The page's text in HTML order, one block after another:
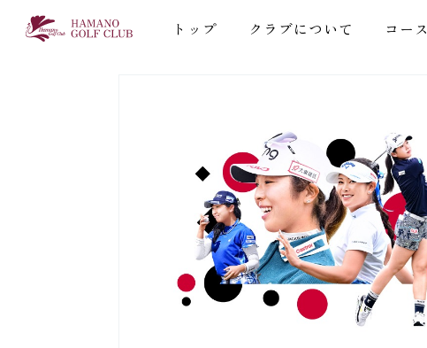
トップ クラブについて コース